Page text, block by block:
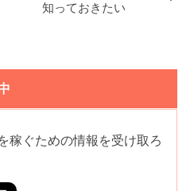
知っておきたい
稼ぐための情報を受け取ろ